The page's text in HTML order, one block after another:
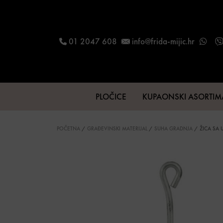
01 2047 608 info@frida-mijic.hr
Main NavigationPLOČICE KUPAONSKI
POČETNA / GRAĐEVINSKI MATERIJAL / SUHA GRADNJA / ŽICA SA